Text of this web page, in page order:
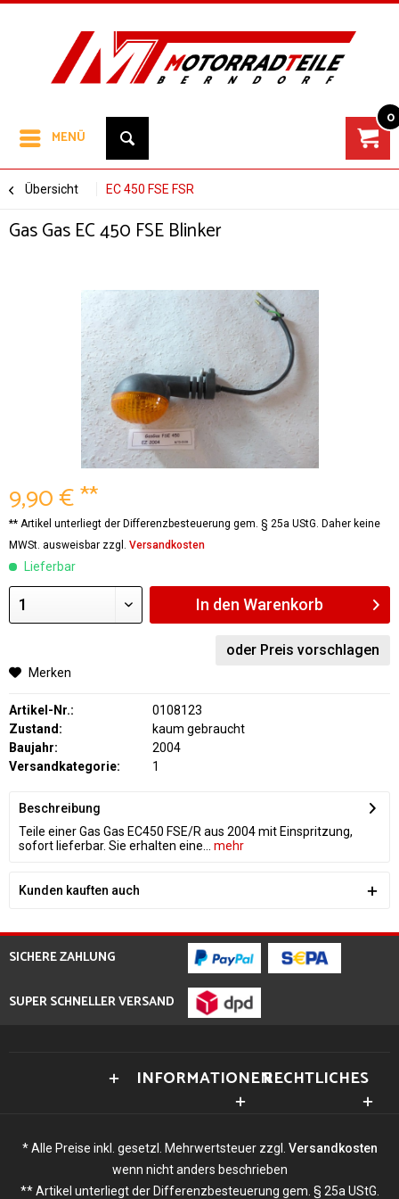
MENÜ
0
Übersicht EC 450 FSE FSR
Gas Gas EC 450 FSE Blinker
9,90 € **
** Artikel unterliegt der Differenzbesteuerung gem. § 25a UStG. Daher keine
MWSt. ausweisbar zzgl. Versandkosten
Lieferbar
In den Warenkorb
oder Preis vorschlagen
Merken
Artikel-Nr.:
0108123
Zustand:
kaum gebraucht
Baujahr:
2004
Versandkategorie:
1
Beschreibung
Teile einer Gas Gas EC450 FSE/R aus 2004 mit Einspritzung,
sofort lieferbar. Sie erhalten eine...
mehr
Kunden kauften auch
SICHERE ZAHLUNG
SUPER SCHNELLER VERSAND
INFORMATIONENRECHTLICHES
* Alle Preise inkl. gesetzl. Mehrwertsteuer zzgl. Versandkosten
wenn nicht anders beschrieben
** Artikel unterliegt der Differenzbesteuerung gem. § 25a UStG.